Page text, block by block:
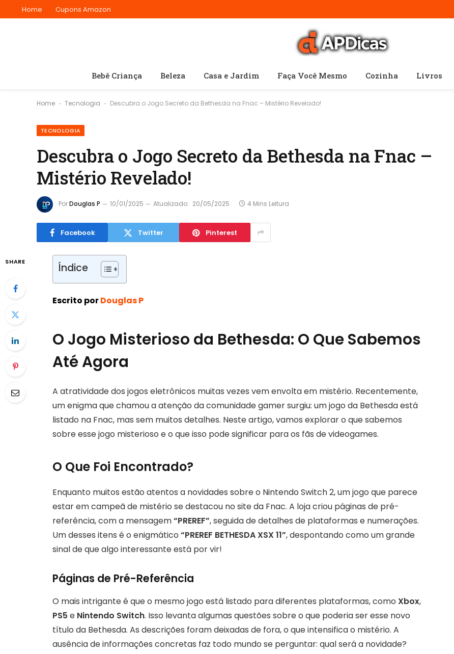
Home Cupons Amazon
Bebê Criança Beleza Casa e Jardim Faça Você Mesmo Cozinha Livros
Home - Tecnologia - Descubra o Jogo Secreto da Bethesda na Fnac – Mistério Revelado!
TECNOLOGIA
Descubra o Jogo Secreto da Bethesda na Fnac –
Mistério Revelado!
PorDouglas P 10/01/2025 Atualizado: 20/05/2025 4 Mins Leitura
Facebook Twitter Pinterest
SHARE Índice
Escrito porDouglas P
O Jogo Misterioso da Bethesda: O Que Sabemos
Até Agora
A atratividade dos jogos eletrônicos muitas vezes vem envolta em mistério. Recentemente,
um enigma que chamou a atenção da comunidade gamer surgiu: um jogo da Bethesda está
listado na Fnac, mas sem muitos detalhes. Neste artigo, vamos explorar o que sabemos
sobre esse jogo misterioso e o que isso pode significar para os fãs de videogames.
O Que Foi Encontrado?
Enquanto muitos estão atentos a novidades sobre o Nintendo Switch 2, um jogo que parece
estar em campeã de mistério se destacou no site da Fnac. A loja criou páginas de pré-
referência, com a mensagem“PREREF”, seguida de detalhes de plataformas e numerações.
Um desses itens é o enigmático “PREREF BETHESDA XSX 11”, despontando como um grande
sinal de que algo interessante está por vir!
Páginas de Pré-Referência
O mais intrigante é que o mesmo jogo está listado para diferentes plataformas, como Xbox,
PS5 e Nintendo Switch. Isso levanta algumas questões sobre o que poderia ser esse novo
título da Bethesda. As descrições foram deixadas de fora, o que intensifica o mistério. A
ausência de informações concretas faz todo mundo se perguntar: qual será a novidade?